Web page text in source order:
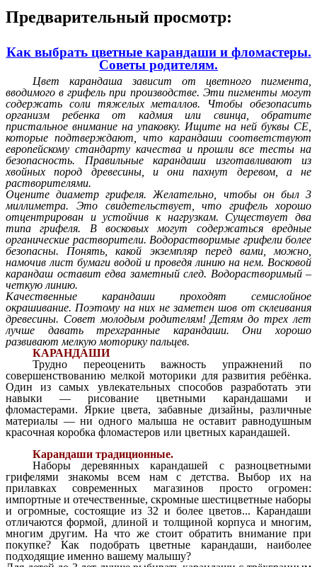
Предварительный просмотр:
Как выбрать цветные карандаши и фломастеры.
Советы родителям.
Цвет карандаша зависит от цветного пигмента,
вводимого в грифель при производстве. Эти пигменты могут
содержать соли тяжелых металлов. Чтобы обезопасить
организм ребенка от кадмия или свинца, обратите
пристальное внимание на упаковку. Ищите на ней буквы CE,
которые подтверждают, что карандаши соответствуют
европейскому стандарту качества и прошли все тесты на
безопасность. Правильные карандаши изготавливают из
хвойных пород древесины, и они пахнут деревом, а не
растворителями.
Оцените диаметр грифеля. Желательно, чтобы он был 3
миллиметра. Это свидетельствует, что грифель хорошо
отцентрирован и устойчив к нагрузкам. Существует два
типа грифеля. В восковых могут содержаться вредные
органические растворители. Водорастворимые грифели более
безопасны. Понять, какой экземпляр перед вами, можно,
намочив лист бумаги водой и проведя линию на нем. Восковой
карандаш оставит едва заметный след. Водорастворимый –
четкую линию.
Качественные карандаши проходят семислойное
окрашивание. Поэтому на них не заметен шов от склеивания
древесины. Совет молодым родителям! Детям до трех лет
лучше давать трехгранные карандаши. Они хорошо
развивают мелкую моторику пальцев.
КАРАНДАШИ
Трудно переоценить важность упражнений по
совершенствованию мелкой моторики для развития ребёнка.
Один из самых увлекательных способов разработать эти
навыки — рисование цветными карандашами и
фломастерами. Яркие цвета, забавные дизайны, различные
материалы — ни одного малыша не оставит равнодушным
красочная коробка фломастеров или цветных карандашей.
Карандаши традиционные.
Наборы деревянных карандашей с разноцветными
грифелями знакомы всем нам с детства. Выбор их на
прилавках современных магазинов просто огромен:
импортные и отечественные, скромные шестицветные наборы
и огромные, состоящие из 32 и более цветов... Карандаши
отличаются формой, длиной и толщиной корпуса и многим,
многим другим. На что же стоит обратить внимание при
покупке? Как подобрать цветные карандаши, наиболее
подходящие именно вашему малышу?